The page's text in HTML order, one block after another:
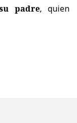
padre, quien